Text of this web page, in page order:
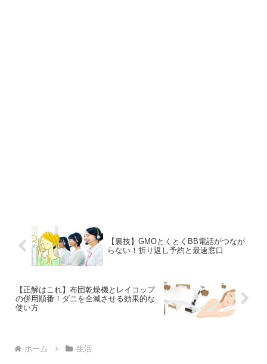
【裏技】GMOとくとくBB電話がつなが
らない！折り返し予約と最速窓口
【正解はこれ】布団乾燥機とレイコップ
の併用順番！ダニを全滅させる効果的な
使い方
ホーム 生活